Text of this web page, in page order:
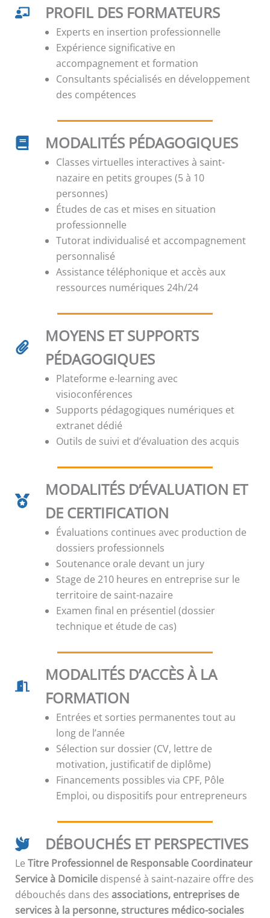
PROFIL DES FORMATEURS
Experts en insertion professionnelle
Expérience significative en
accompagnement et formation
Consultants spécialisés en développement
des compétences
MODALITÉS PÉDAGOGIQUES
Classes virtuelles interactives à saint-
nazaire en petits groupes (5 à 10
personnes)
Études de cas et mises en situation
professionnelle
Tutorat individualisé et accompagnement
personnalisé
Assistance téléphonique et accès aux
ressources numériques 24h/24
MOYENS ET SUPPORTS
PÉDAGOGIQUES
Plateforme e-learning avec
visioconférences
Supports pédagogiques numériques et
extranet dédié
Outils de suivi et d’évaluation des acquis
MODALITÉS D’ÉVALUATION ET
DE CERTIFICATION
Évaluations continues avec production de
dossiers professionnels
Soutenance orale devant un jury
Stage de 210 heures en entreprise sur le
territoire de saint-nazaire
Examen final en présentiel (dossier
technique et étude de cas)
MODALITÉS D’ACCÈS À LA
FORMATION
Entrées et sorties permanentes tout au
long de l’année
Sélection sur dossier (CV, lettre de
motivation, justificatif de diplôme)
Financements possibles via CPF, Pôle
Emploi, ou dispositifs pour entrepreneurs
DÉBOUCHÉS ET PERSPECTIVES
Le Titre Professionnel de Responsable Coordinateur
Service à Domicile dispensé à saint-nazaire offre des
débouchés dans des associations, entreprises de
services à la personne, structures médico-sociales